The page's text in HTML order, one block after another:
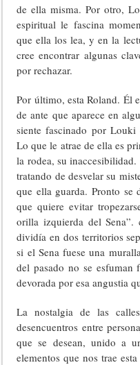
de ella misma. Por otro,
espiritual le fascina
que ella los lea, y en la
cree encontrar algunas
por rechazar.
Por último, esta Roland. Él
de ante que aparece en
siente fascinado por Louki
Lo que le atrae de ella es
la rodea, su
tratando de desvelar su
que ella guarda. Pronto se
que quiere evitar
orilla izquierda del Sena”.
dividía en dos territorios
si el Sena fuese una
del pasado no se
devorada por esa angustia
La nostalgia de las
desencuentros entre
que se desean, unido a
elementos que nos trae